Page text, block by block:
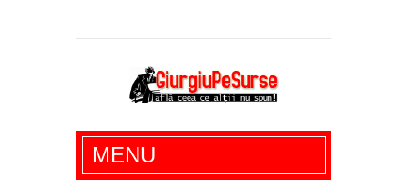
Giurgiu Pe Surse – actualitate giurgiu,
administratie giurgiu, stiri politice, social
MENU